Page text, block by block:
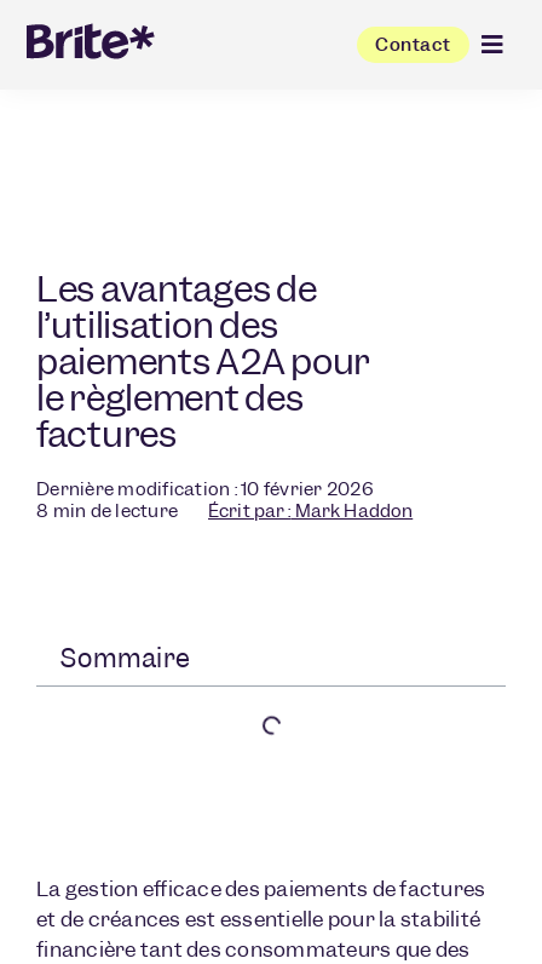
Contact
Les avantages de
l’utilisation des
paiements A2A pour
le règlement des
factures
Dernière modification : 10 février 2026
8 min de lecture Écrit par : Mark Haddon
Sommaire
La gestion efficace des paiements de factures
et de créances est essentielle pour la stabilité
financière tant des consommateurs que des